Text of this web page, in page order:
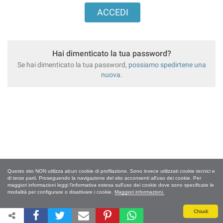
Questo sito NON utilizza alcun cookie di profilazione. Sono invece utilizzati cookie tecnici e
di terze parti. Proseguendo la navigazione del sito acconsenti all'uso dei cookie. Per
maggiori informazioni leggi l'informativa estesa sull'uso dei cookie dove sono specificate le
modalità per configurare o disattivare i cookie. Maggiori informazioni.
Chiudi
Hai dimenticato la tua password?
Se hai dimenticato la tua password, possiamo spedirtene una
nuova.